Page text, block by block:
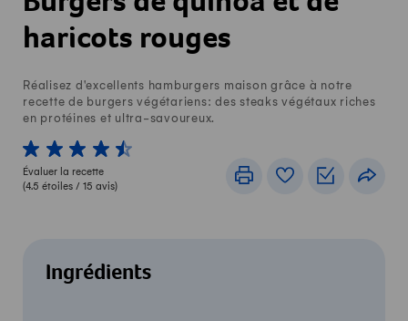
haricots rouges
Réalisez d'excellents hamburgers maison grâce à notre
recette de burgers végétariens: des steaks végétaux riches
en protéines et ultra-savoureux.
1 von 5 étoiles
2 von 5 étoiles
3 von 5 étoiles
4 von 5 étoiles
5 von 5 étoiles
Évaluer la recette
(4.5 étoiles / 15 avis)
ImprimerLivre de recettes
Listes de
Ingrédients